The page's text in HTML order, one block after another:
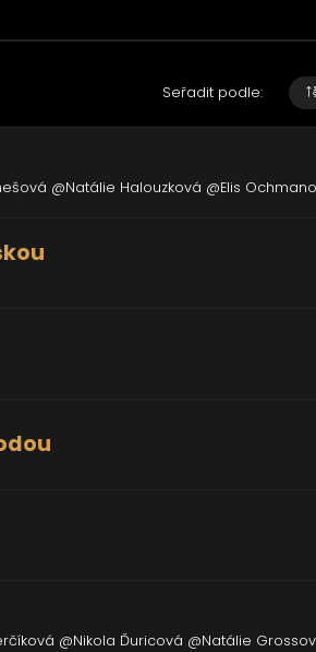
Seřadit podle:
@Natálie Halouzková @Elis
@Nikola Ďuricová @Natálie